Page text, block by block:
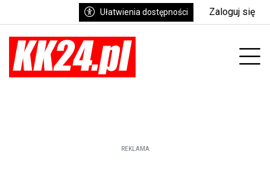
Ułatwienia dostępności Zaloguj się
REKLAMA